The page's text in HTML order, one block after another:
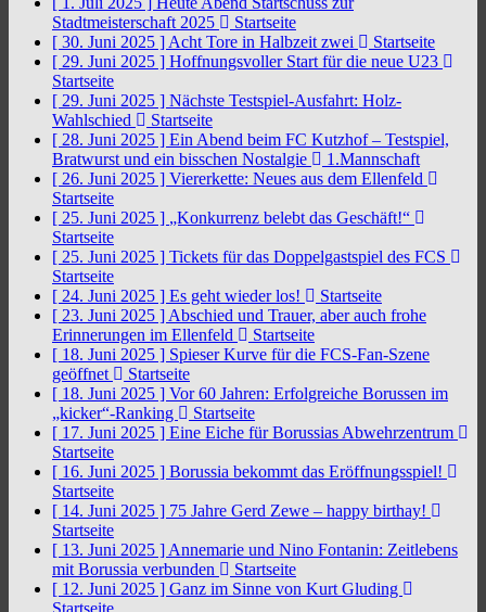
Stadtmeisterschaft 2025
Startseite
[ 30. Juni 2025 ] Acht Tore in Halbzeit zwei
Startseite
[ 29. Juni 2025 ] Hoffnungsvoller Start für die neue U23
Startseite
[ 29. Juni 2025 ] Nächste Testspiel-Ausfahrt: Holz-
Wahlschied
Startseite
[ 28. Juni 2025 ] Ein Abend beim FC Kutzhof – Testspiel,
Bratwurst und ein bisschen Nostalgie
1.Mannschaft
[ 26. Juni 2025 ] Viererkette: Neues aus dem Ellenfeld
Startseite
[ 25. Juni 2025 ] „Konkurrenz belebt das Geschäft!“
Startseite
[ 25. Juni 2025 ] Tickets für das Doppelgastspiel des FCS
Startseite
[ 24. Juni 2025 ] Es geht wieder los!
Startseite
[ 23. Juni 2025 ] Abschied und Trauer, aber auch frohe
Erinnerungen im Ellenfeld
Startseite
[ 18. Juni 2025 ] Spieser Kurve für die FCS-Fan-Szene
geöffnet
Startseite
[ 18. Juni 2025 ] Vor 60 Jahren: Erfolgreiche Borussen im
„kicker“-Ranking
Startseite
[ 17. Juni 2025 ] Eine Eiche für Borussias Abwehrzentrum
Startseite
[ 16. Juni 2025 ] Borussia bekommt das Eröffnungsspiel!
Startseite
[ 14. Juni 2025 ] 75 Jahre Gerd Zewe – happy birthay!
Startseite
[ 13. Juni 2025 ] Annemarie und Nino Fontanin: Zeitlebens
mit Borussia verbunden
Startseite
[ 12. Juni 2025 ] Ganz im Sinne von Kurt Gluding
Startseite